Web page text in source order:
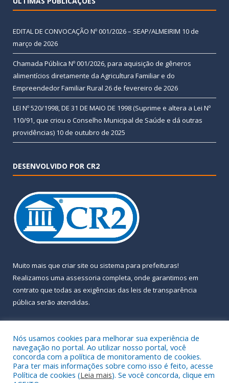
EDITAL DE CONVOCAÇÃO Nº 001/2026 – SEAP/ALMEIRIM 10 de
março de 2026
Chamada Pública Nº 001/2026, para aquisição de gêneros
alimentícios diretamente da Agricultura Familiar e do
Empreendedor Familiar Rural 26 de fevereiro de 2026
LEI Nº 520/1998, DE 31 DE MAIO DE 1998 (Suprime e altera a Lei Nº
110/91, que criou o Conselho Municipal de Saúde e dá outras
providências) 10 de outubro de 2025
DESENVOLVIDO POR CR2
Muito mais que criar site ou sistema para prefeituras!
Realizamos uma assessoria completa, onde garantimos em
contrato que todas as exigências das leis de transparência
pública serão atendidas.
Todos os direitos reservados a Prefeitura Municipal de Almeirim.
Nós usamos cookies para melhorar sua experiência de
navegação no portal. Ao utilizar nosso portal, você
concorda com a política de monitoramento de cookies.
Para ter mais informações sobre como isso é feito, acesse
Política de cookies (Leia mais). Se você concorda, clique em